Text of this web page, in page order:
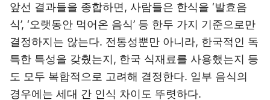
앞선 결과들을 종합하면, 사람들은 한식을 ‘발효음
식’, ‘오랫동안 먹어온 음식’ 등 한두 가지 기준으로만
결정하지는 않는다. 전통성뿐만 아니라, 한국적인 독
특한 특성을 갖췄는지, 한국 식재료를 사용했는지 등
도 모두 복합적으로 고려해 결정한다. 일부 음식의
경우에는 세대 간 인식 차이도 뚜렷하다.